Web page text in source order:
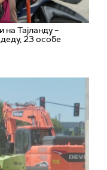
на Тајланду –
23 особе